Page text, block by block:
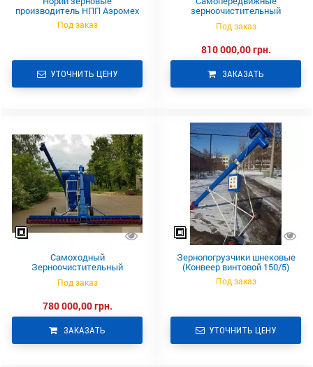
производитель НПП Аэромех
Под заказ
УТОЧНИТЬ ЦЕНУ
зерноочистительный
комплекс СЗК-САД-15
Под заказ
810 000,00 грн.
ЗАКАЗАТЬ
Самоходный
Зерноочистительный
Комплекс СЗК-САД-10
Под заказ
780 000,00 грн.
ЗАКАЗАТЬ
Зернопогрузчики шнековые
(Конвеер винтовой 150/5)
Под заказ
УТОЧНИТЬ ЦЕНУ